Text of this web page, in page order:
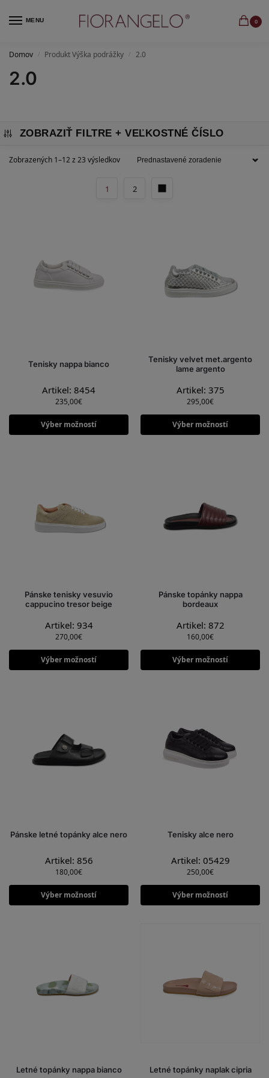
MENU 0
Domov / Produkt Výška podrážky / 2.0
2.0
ZOBRAZIŤ FILTRE
Zobrazených 1–12 z 23 výsledkov
1 2
Tenisky nappa bianco
Artikel: 8454
235,00€
Výber možností
Tenisky velvet met.argento
lame argento
Artikel: 375
295,00€
Výber možností
Pánske tenisky vesuvio
cappucino tresor beige
Artikel: 934
270,00€
Výber možností
Pánske topánky nappa
bordeaux
Artikel: 872
160,00€
Výber možností
Pánske letné topánky alce nero
Artikel: 856
180,00€
Výber možností
Tenisky alce nero
Artikel: 05429
250,00€
Výber možností
Letné topánky nappa bianco Letné topánky naplak cipria